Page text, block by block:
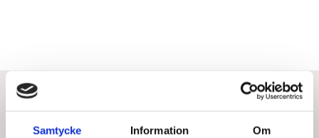
Samtycke Information Om
Bästsäljare i Handträning